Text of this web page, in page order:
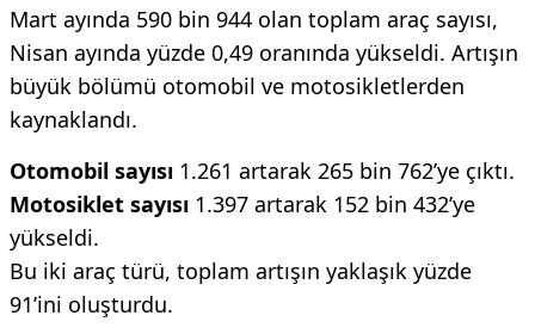
Mart ayında 590 bin 944 olan toplam araç sayısı,
Nisan ayında yüzde 0,49 oranında yükseldi. Artışın
büyük bölümü otomobil ve motosikletlerden
kaynaklandı.
Otomobil sayısı 1.261 artarak 265 bin 762’ye çıktı.
Motosiklet sayısı 1.397 artarak 152 bin 432’ye
yükseldi.
Bu iki araç türü, toplam artışın yaklaşık yüzde
91’ini oluşturdu.